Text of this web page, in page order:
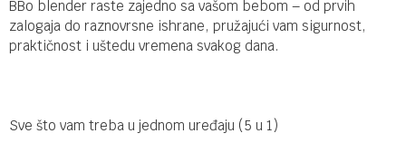
BBo blender raste zajedno sa vašom bebom – od prvih
zalogaja do raznovrsne ishrane, pružajući vam sigurnost,
praktičnost i uštedu vremena svakog dana.
Sve što vam treba u jednom uređaju (5 u 1)